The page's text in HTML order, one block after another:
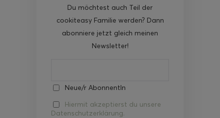
Du möchtest auch Teil der
cookiteasy Familie werden? Dann
abonniere jetzt gleich meinen
Newsletter!
Neue/r AbonnentIn
Hiermit akzeptierst du unsere
Datenschutzerklärung.